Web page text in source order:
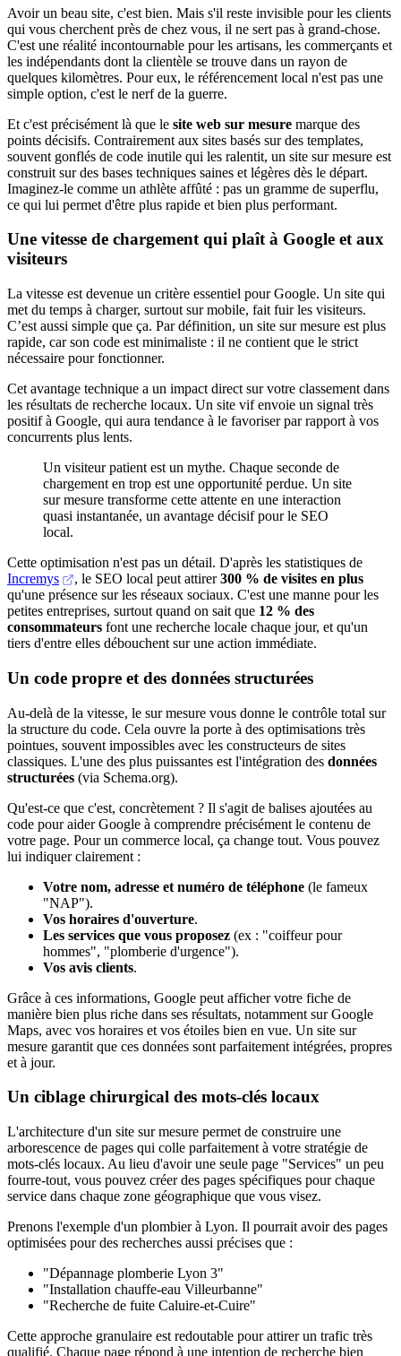
Avoir un beau site, c'est bien. Mais s'il reste invisible pour les clients
qui vous cherchent près de chez vous, il ne sert pas à grand-chose.
C'est une réalité incontournable pour les artisans, les commerçants et
les indépendants dont la clientèle se trouve dans un rayon de
quelques kilomètres. Pour eux, le référencement local n'est pas une
simple option, c'est le nerf de la guerre.
Et c'est précisément là que le site web sur mesure marque des
points décisifs. Contrairement aux sites basés sur des templates,
souvent gonflés de code inutile qui les ralentit, un site sur mesure est
construit sur des bases techniques saines et légères dès le départ.
Imaginez-le comme un athlète affûté : pas un gramme de superflu,
ce qui lui permet d'être plus rapide et bien plus performant.
Une vitesse de chargement qui plaît à Google et aux
visiteurs
La vitesse est devenue un critère essentiel pour Google. Un site qui
met du temps à charger, surtout sur mobile, fait fuir les visiteurs.
C’est aussi simple que ça. Par définition, un site sur mesure est plus
rapide, car son code est minimaliste : il ne contient que le strict
nécessaire pour fonctionner.
Cet avantage technique a un impact direct sur votre classement dans
les résultats de recherche locaux. Un site vif envoie un signal très
positif à Google, qui aura tendance à le favoriser par rapport à vos
concurrents plus lents.
Un visiteur patient est un mythe. Chaque seconde de
chargement en trop est une opportunité perdue. Un site
sur mesure transforme cette attente en une interaction
quasi instantanée, un avantage décisif pour le SEO
local.
Cette optimisation n'est pas un détail. D'après les statistiques de
Incremys
, le SEO local peut attirer300 % de visites en plus
qu'une présence sur les réseaux sociaux. C'est une manne pour les
petites entreprises, surtout quand on sait que 12 % des
consommateurs font une recherche locale chaque jour, et qu'un
tiers d'entre elles débouchent sur une action immédiate.
Un code propre et des données structurées
Au-delà de la vitesse, le sur mesure vous donne le contrôle total sur
la structure du code. Cela ouvre la porte à des optimisations très
pointues, souvent impossibles avec les constructeurs de sites
classiques. L'une des plus puissantes est l'intégration des données
structurées (via Schema.org).
Qu'est-ce que c'est, concrètement ? Il s'agit de balises ajoutées au
code pour aider Google à comprendre précisément le contenu de
votre page. Pour un commerce local, ça change tout. Vous pouvez
lui indiquer clairement :
Votre nom, adresse et numéro de téléphone (le fameux
"NAP").
Vos horaires d'ouverture.
Les services que vous proposez (ex : "coiffeur pour
hommes", "plomberie d'urgence").
Vos avis clients.
Grâce à ces informations, Google peut afficher votre fiche de
manière bien plus riche dans ses résultats, notamment sur Google
Maps, avec vos horaires et vos étoiles bien en vue. Un site sur
mesure garantit que ces données sont parfaitement intégrées, propres
et à jour.
Un ciblage chirurgical des mots-clés locaux
L'architecture d'un site sur mesure permet de construire une
arborescence de pages qui colle parfaitement à votre stratégie de
mots-clés locaux. Au lieu d'avoir une seule page "Services" un peu
fourre-tout, vous pouvez créer des pages spécifiques pour chaque
service dans chaque zone géographique que vous visez.
Prenons l'exemple d'un plombier à Lyon. Il pourrait avoir des pages
optimisées pour des recherches aussi précises que :
"Dépannage plomberie Lyon 3"
"Installation chauffe-eau Villeurbanne"
"Recherche de fuite Caluire-et-Cuire"
Cette approche granulaire est redoutable pour attirer un trafic très
qualifié. Chaque page répond à une intention de recherche bien